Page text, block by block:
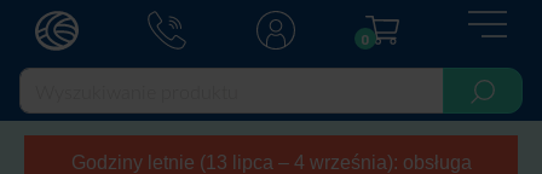
0
Godziny letnie (13 lipca – 4 września): obsługa